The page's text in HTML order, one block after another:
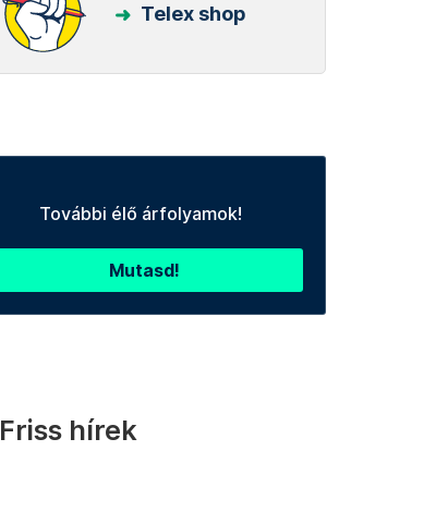
Telex shop
További élő árfolyamok!
Mutasd!
Friss hírek